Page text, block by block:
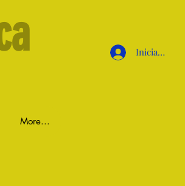
Iniciar sesión
More...